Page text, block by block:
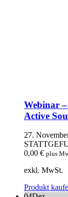
Webinar
Active
27.
0,00 € plus
exkl. MwSt.
Produkt